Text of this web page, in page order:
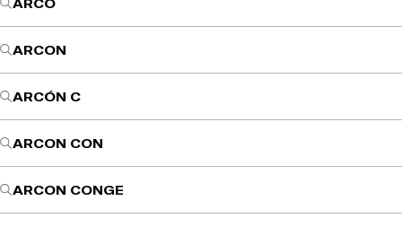
ARCON
ARCÓN C
ARCON CON
ARCON CONGE